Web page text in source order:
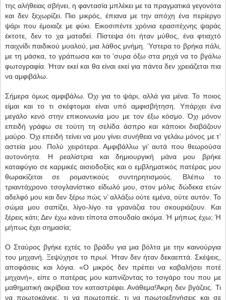
της αλήθειας σβήνει, η φαντασία μπλέκει με τα πραγματικά γεγονότα
και δεν ξεχωρίζει. Πιο μικρός, έπιανα με την απόχη ένα περίεργο
ψάρι που έμοιαζε με φύκι. Εικοσιπέντε χρόνια ερασιτέχνης ψαράς
έκτοτε, δεν το χα ματαδεί. Πίστεψα ότι ήταν μύθος, ένα φτιαχτό
παιχνίδι παιδικού μυαλού, μια λάθος μνήμη. Ύστερα το βρήκα πάλι,
με τη μάσκα, το γράπωσα και το ‘συρα όξω στα ρηχά να το βγάλω
φωτογραφία. Ήταν εκεί και θα είναι εκεί για πάντα δεν χρειάζεται πια
να αμφιβάλω.
Σήμερα όμως αμφιβάλω. Όχι για το ψάρι, αλλά για μένα. Το ποιος
είμαι και το τι σκέφτομαι είναι υπό αμφισβήτηση. Υπάρχει ένα
μεγάλο κενό στην επικοινωνία μου με τον έξω κόσμο. Όχι μόνον
επειδή γράφω σε τούτη τη σελίδα άσπρο και κάποιοι διαβάζουν
μαύρο. Όχι επειδή τείνει να μου γίνει συνήθεια να γελάω μόνος με τ’
αστεία μου. Πολύ χειρότερα. Αμφιβάλλω γι’ αυτά που θεωρούσα
αυτονόητα. Η ρεαλίστρια και δημιουργική μάνα μου βρήκε
καταφύγιο σε καρμικές αισιοδοξίες και ο εμβληματικός πατέρας μου
θωρακίζεται σε ρομαντικούς συντηρητισμούς. Βλέπω το
τριαντάχρονο τσογλανίστικο είδωλό μου, στον μόλις δώδεκα ετών
αδελφό μου και δεν ξέρω πώς ν’ αλλάξω ούτε εμένα, ούτε αυτόν. Το
σώμα μου σαπίζει, λίγο-λίγο τα γρανάζια του σκουριάζουν. Και
ξέρεις κάτι; Δεν έχω κάνει τίποτα σπουδαίο ακόμα. Ή μήπως έχω; Ή
μήπως έχει σημασία;
Ο Σταύρος βγήκε εχτές το βράδυ για μια βόλτα με την καινούργια
του μηχανή. Ξεψύχησε το πρωί. Ήταν δεν ήταν δεκαεπτά. Σκέψεις,
αποφάσεις και λόγια. «Ο μικρός δεν πρέπει να καβαλήσει ποτέ
μηχανή», είπε ο πατέρας μου καπνίζοντας το τσιγάρο του που με
μαθηματική ακρίβεια τον καταστρέφει. Ανάθεμα!Άκρη δεν βγάζεις. Τι
να πρωτοκάνεις, τι να πρωτοπείς, τι να πρωτοεξηγήσεις και σε